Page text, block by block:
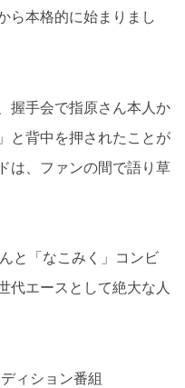
ら本格的に始まりまし
握手会で指原さん本人か
と背中を押されたことが
は、ファンの間で語り草
と「なこみく」コンビ
代エースとして絶大な人
ィション番組